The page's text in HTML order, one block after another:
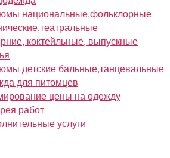
национальные,фольклорные
коктейльные, выпускные
детские бальные,танцевальные
для питомцев
цены на одежду
работ
услуги